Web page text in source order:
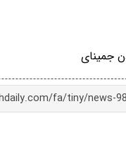
جمینای